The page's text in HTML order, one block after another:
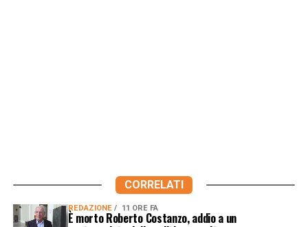
CORRELATI
REDAZIONE 11 ORE FA
È morto Roberto Costanzo, addio a un